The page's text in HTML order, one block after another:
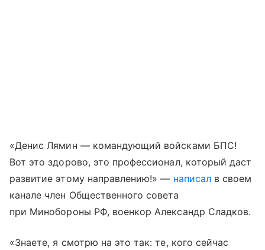
«Денис Лямин — командующий войсками БПС!
Вот это здорово, это профессионал, который даст
развитие этому направлению!» — написалв своем
канале член Общественного совета
при Минобороны РФ, военкор Александр Сладков.
«Знаете, я смотрю на это так: те, кого сейчас